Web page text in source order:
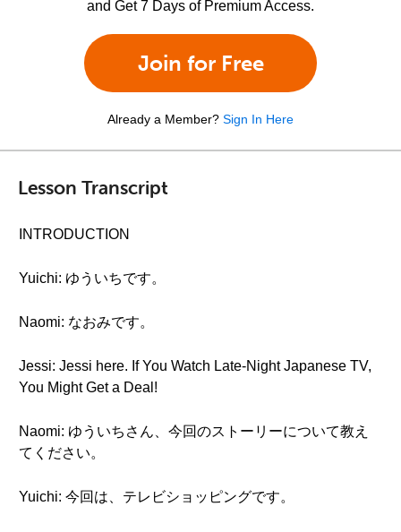
and Get 7 Days of Premium Access.
Join for Free
Already a Member? Sign In Here
Lesson Transcript
INTRODUCTION
Yuichi: ゆういちです。
Naomi: なおみです。
Jessi: Jessi here. If You Watch Late-Night Japanese TV,
You Might Get a Deal!
Naomi: ゆういちさん、今回のストーリーについて教え
てください。
Yuichi: 今回は、テレビショッピングです。